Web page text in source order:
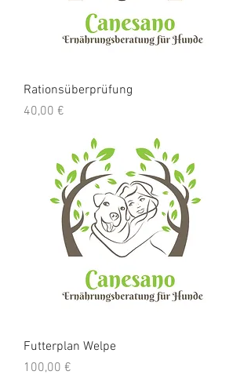
Rationsüberprüfung
Preis
40,00 €
Futterplan Welpe
Preis
100,00 €